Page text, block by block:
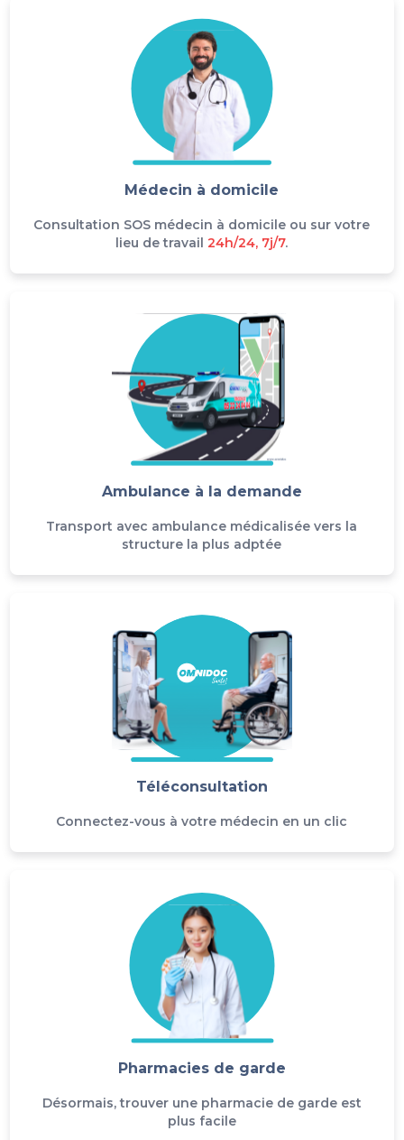
Médecin à domicile
Consultation SOS médecin à domicile ou sur votre
lieu de travail 24h/24, 7j/7.
Ambulance à la demande
Transport avec ambulance médicalisée vers la
structure la plus adptée
Téléconsultation
Connectez-vous à votre médecin en un clic
Pharmacies de garde
Désormais, trouver une pharmacie de garde est
plus facile